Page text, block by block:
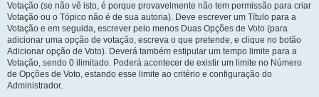
Votação (se não vê isto, é porque provavelmente não tem permissão para criar
Votação ou o Tópico não é de sua autoria). Deve escrever um Título para a
Votação e em seguida, escrever pelo menos Duas Opções de Voto (para
adicionar uma opção de votação, escreva o que pretende, e clique no botão
Adicionar opção de Voto). Deverá também estipular um tempo limite para a
Votação, sendo 0 ilimitado. Poderá acontecer de existir um limite no Número
de Opções de Voto, estando esse limite ao critério e configuração do
Administrador.